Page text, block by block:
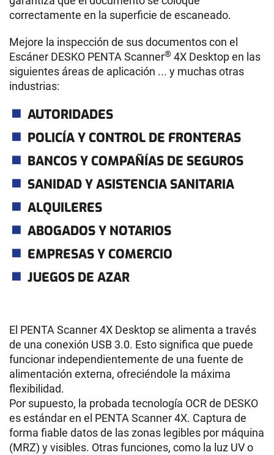
correctamente en la superficie de escaneado.
Mejore la inspección de sus documentos con el
Escáner DESKO PENTA Scanner® 4X Desktop en las
siguientes áreas de aplicación ... y muchas otras
industrias:
AUTORIDADES
POLICÍA Y CONTROL DE FRONTERAS
BANCOS Y COMPAÑÍAS DE SEGUROS
SANIDAD Y ASISTENCIA SANITARIA
ALQUILERES
ABOGADOS Y NOTARIOS
EMPRESAS Y COMERCIO
JUEGOS DE AZAR
El PENTA Scanner 4X Desktop se alimenta a través
de una conexión USB 3.0. Esto significa que puede
funcionar independientemente de una fuente de
alimentación externa, ofreciéndole la máxima
flexibilidad.
Por supuesto, la probada tecnología OCR de DESKO
es estándar en el PENTA Scanner 4X. Captura de
forma fiable datos de las zonas legibles por máquina
(MRZ) y visibles. Otras funciones, como la luz UV o